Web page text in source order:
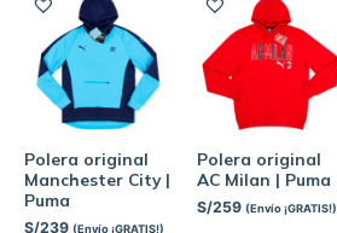
Polera original
Manchester City |
Puma
S/239 (Envío ¡GRATIS!)
Polera original
AC Milan | Puma
S/259 (Envío ¡GRATIS!)